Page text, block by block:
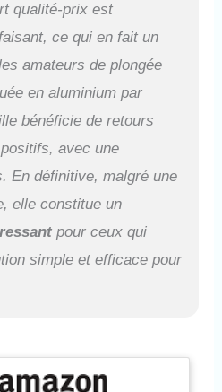
résister à la corrosion de l'eau
mer et la rouille. La valve
respiratoire est équipée d'une
chambre de décompression et
valve antidéflagrante
pour plus de sécurité; équipé
respiratoire, qui peut être
lorsqu'il n'est pas
utilisé pour réduire les fuites
Conception
La tête
correspondre à la plupart
à utiliser; équipé d'un
fluorescent
qualité-prix est
ce qui en fait un
amateurs de plongée
en aluminium par
bénéficie de retours
avec une
En définitive, malgré une
elle constitue un
pour ceux qui
simple et efficace pour